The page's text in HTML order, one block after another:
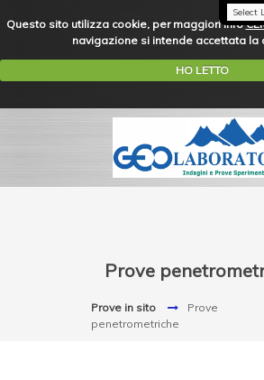
Questo sito utilizza cookie, per maggiori info
navigazione si intende accettata la
HO LETTO
Prove
Prove in sito
Prove
penetrometriche